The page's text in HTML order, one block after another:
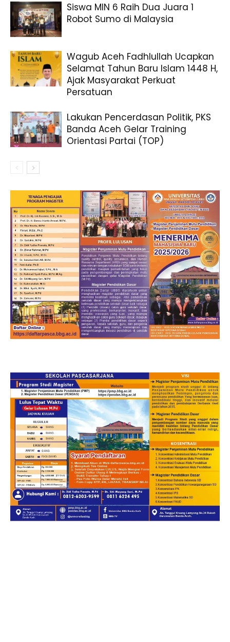
Siswa MIN 6 Raih Dua Juara 1
Robot Sumo di Malaysia
Wagub Aceh Fadhlullah Ucapkan
Selamat Tahun Baru Islam 1448 H,
Ajak Masyarakat Perkuat
Persatuan
Lakukan Pencerdasan Politik, PKS
Banda Aceh Gelar Training
Orientasi Partai (TOP)